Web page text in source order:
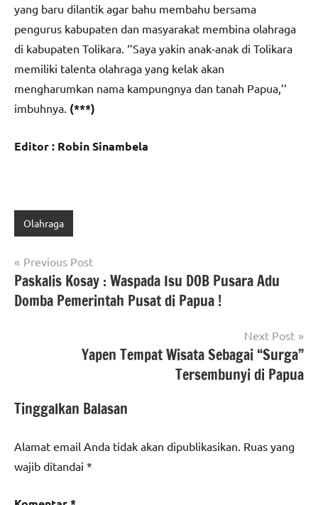
yang baru dilantik agar bahu membahu bersama
pengurus kabupaten dan masyarakat membina olahraga
di kabupaten Tolikara. ‘’Saya yakin anak-anak di Tolikara
memiliki talenta olahraga yang kelak akan
mengharumkan nama kampungnya dan tanah Papua,’’
imbuhnya. (***)
Editor : Robin Sinambela
Olahraga
Navigasi
pos
Previous Post
Paskalis Kosay : Waspada Isu DOB Pusara Adu
Domba Pemerintah Pusat di Papua !
Next Post
Yapen Tempat Wisata Sebagai “Surga”
Tersembunyi di Papua
Tinggalkan Balasan
Alamat email Anda tidak akan dipublikasikan. Ruas yang
wajib ditandai *